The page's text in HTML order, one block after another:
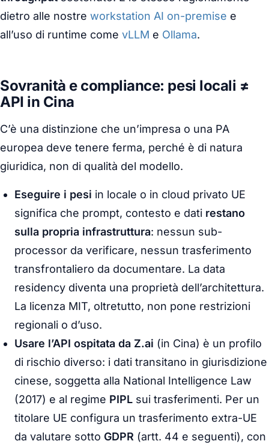
dietro alle nostre workstation AI on-premise e
all’uso di runtime come vLLM e Ollama.
Sovranità e compliance: pesi locali ≠
API in Cina
C’è una distinzione che un’impresa o una PA
europea deve tenere ferma, perché è di natura
giuridica, non di qualità del modello.
Eseguire i pesi in locale o in cloud privato UE
significa che prompt, contesto e dati restano
sulla propria infrastruttura: nessun sub-
processor da verificare, nessun trasferimento
transfrontaliero da documentare. La data
residency diventa una proprietà dell’architettura.
La licenza MIT, oltretutto, non pone restrizioni
regionali o d’uso.
Usare l’API ospitata da Z.ai (in Cina) è un profilo
di rischio diverso: i dati transitano in giurisdizione
cinese, soggetta alla National Intelligence Law
(2017) e al regime PIPL sui trasferimenti. Per un
titolare UE configura un trasferimento extra-UE
da valutare sotto GDPR (artt. 44 e seguenti), con